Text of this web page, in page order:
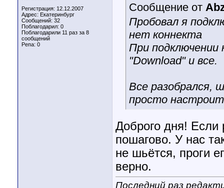
Регистрация: 12.12.2007
Адрес: Екатеринбург
Сообщений: 32
Поблагодарил: 0
Поблагодарили 11 раз за 8
сообщений
Репа: 0
Сообщение от
Пробовал я
нет коннекта
При подключении
"Download" и все.
Все разобрался,
просто
Доброго дня! Если
пошагово. У нас
не шьётся, проги
верно.
Последний раз